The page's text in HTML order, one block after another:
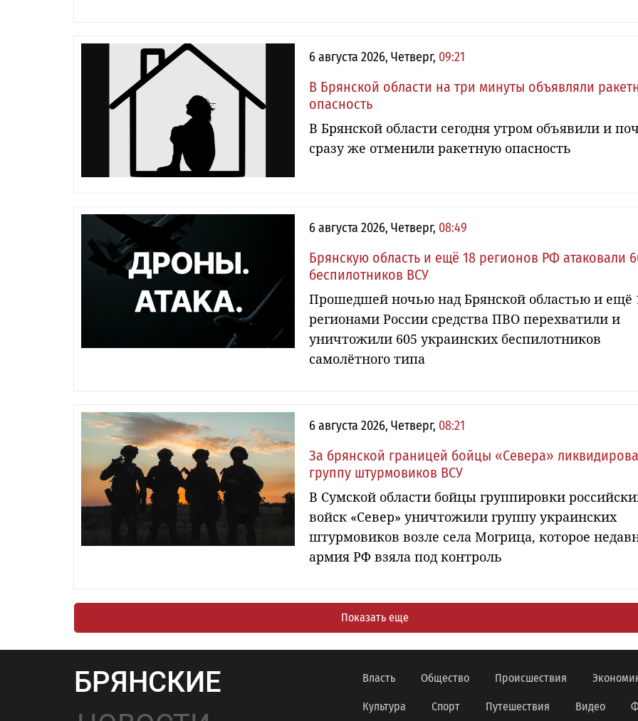
6 августа 2026, Четверг, 09:21
В Брянской области на три минуты объявляли
опасность
В Брянской области сегодня утром объявили и
сразу же отменили ракетную опасность
6 августа 2026, Четверг, 08:49
Брянскую область и ещё 18 регионов РФ атаковали
беспилотников ВСУ
Прошедшей ночью над Брянской областью и ещё
регионами России средства ПВО перехватили и
уничтожили 605 украинских беспилотников
самолётного типа
6 августа 2026, Четверг, 08:21
За брянской границей бойцы «Севера»
группу штурмовиков ВСУ
В Сумской области бойцы группировки
войск «Север» уничтожили группу украинских
штурмовиков возле села Могрица, которое
армия РФ взяла под контроль
Показать еще
БРЯНСКИЕ
Власть Общество Происшествия
Культура Спорт Путешествия Видео